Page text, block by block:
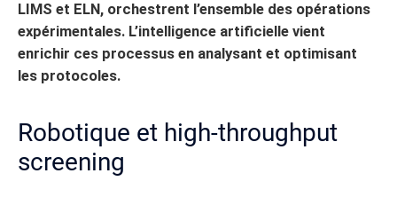
LIMS et ELN, orchestrent l’ensemble des opérations
expérimentales. L’intelligence artificielle vient
enrichir ces processus en analysant et optimisant
les protocoles.
Robotique et high-throughput
screening